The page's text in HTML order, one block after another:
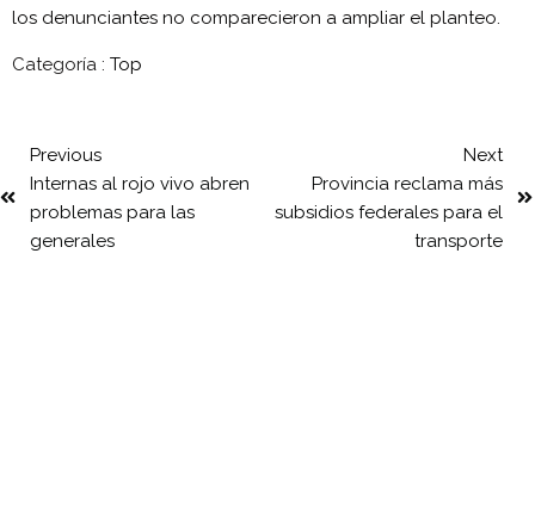
los denunciantes no comparecieron a ampliar el planteo.
Categoría : Top
Previous
Internas al rojo vivo abren
problemas para las
generales
Next
Provincia reclama más
subsidios federales para el
transporte